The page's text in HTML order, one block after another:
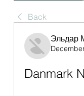
Back
Эльдар
Danmark